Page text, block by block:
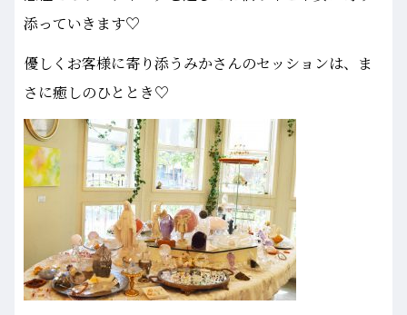
添っていきます♡
優しくお客様に寄り添うみかさんのセッションは、ま
さに癒しのひととき♡